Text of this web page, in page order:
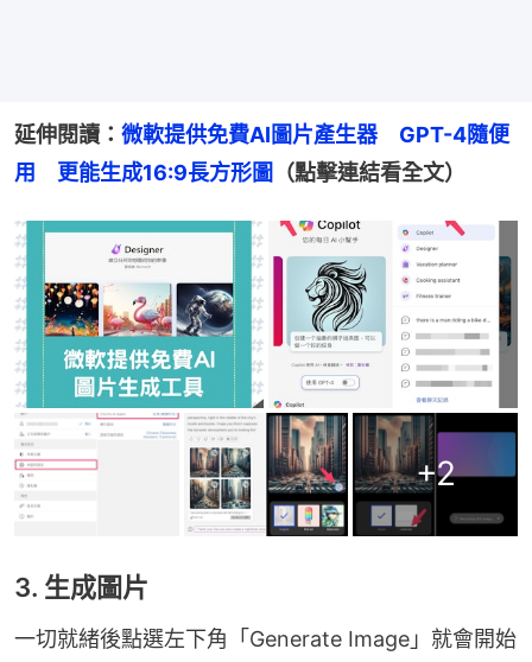
延伸閱讀： 微軟提供免費AI圖片產生器　GPT-4隨便
用　更能生成16:9長方形圖 （點擊連結看全文）
+2
3. 生成圖片
一切就緒後點選左下角「Generate Image」就會開始